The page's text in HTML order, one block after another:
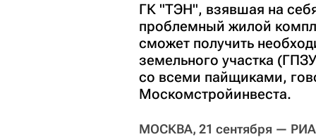
ГК "ТЭН", взявшая на
проблемный жилой
сможет получить
земельного участка
со всеми пайщиками,
Москомстройинвеста.
МОСКВА, 21 сентября —